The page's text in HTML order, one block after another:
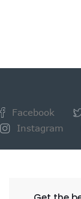
Facebook
Instagram